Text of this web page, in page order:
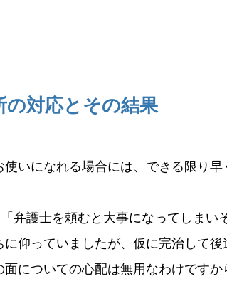
対応とその結果
いになれる場合には、できる限り
弁護士を頼むと大事になってしま
仰っていましたが、仮に完治して
についての心配は無用なわけです